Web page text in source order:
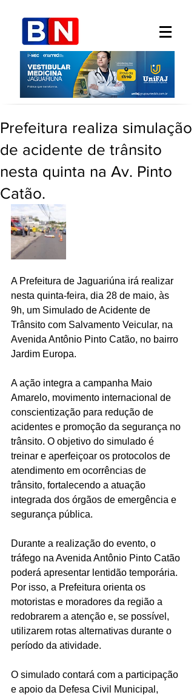
Prefeitura realiza simulação
de acidente de trânsito
nesta quinta na Av. Pinto
Catão.
A Prefeitura de Jaguariúna irá realizar
nesta quinta-feira, dia 28 de maio, às
9h, um Simulado de Acidente de
Trânsito com Salvamento Veicular, na
Avenida Antônio Pinto Catão, no bairro
Jardim Europa.
A ação integra a campanha Maio
Amarelo, movimento internacional de
conscientização para redução de
acidentes e promoção da segurança no
trânsito. O objetivo do simulado é
treinar e aperfeiçoar os protocolos de
atendimento em ocorrências de
trânsito, fortalecendo a atuação
integrada dos órgãos de emergência e
segurança pública.
Durante a realização do evento, o
tráfego na Avenida Antônio Pinto Catão
poderá apresentar lentidão temporária.
Por isso, a Prefeitura orienta os
motoristas e moradores da região a
redobrarem a atenção e, se possível,
utilizarem rotas alternativas durante o
período da atividade.
O simulado contará com a participação
e apoio da Defesa Civil Municipal,